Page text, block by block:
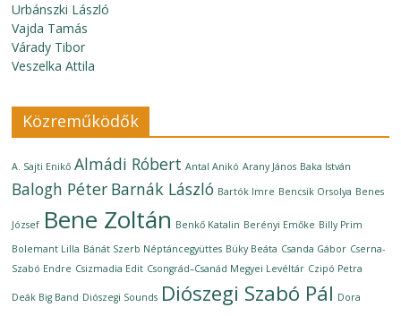
Urbánszki László
Vajda Tamás
Várady Tibor
Veszelka Attila
Közreműködők
A. Sajti Enikő Almádi Róbert Antal Anikó Arany János Baka István
Balogh Péter Barnák László Bartók Imre Bencsik Orsolya Benes
József Bene Zoltán Benkő Katalin Berényi Emőke Billy Prim
Bolemant Lilla Bánát Szerb Néptáncegyüttes Büky Beáta Csanda Gábor Cserna-
Szabó Endre Csizmadia Edit Csongrád–Csanád Megyei Levéltár Czipó Petra
Deák Big Band Diószegi Sounds Diószegi Szabó Pál Dora